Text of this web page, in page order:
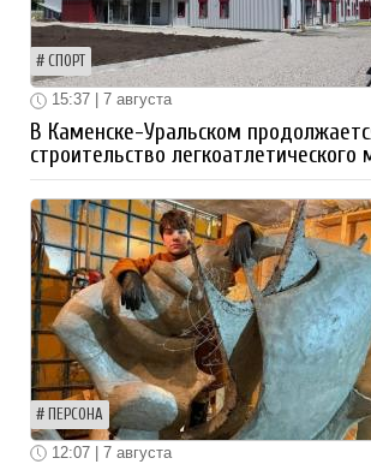
СПОРТ
15:37 | 7 августа
В Каменске-Уральском
строительство легкоатлетического
ПЕРСОНА
12:07 | 7 августа